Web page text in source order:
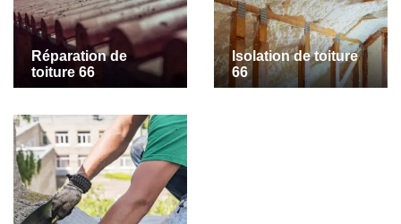
Réparation de
toiture 66
Isolation de toiture
66